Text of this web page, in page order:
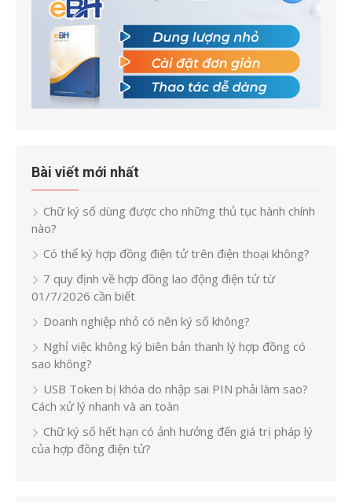
Bài viết mới nhất
Chữ ký số dùng được cho những thủ tục hành chính
nào?
Có thể ký hợp đồng điện tử trên điện thoại không?
7 quy định về hợp đồng lao động điện tử từ
01/7/2026 cần biết
Doanh nghiệp nhỏ có nên ký số không?
Nghỉ việc không ký biên bản thanh lý hợp đồng có
sao không?
USB Token bị khóa do nhập sai PIN phải làm sao?
Cách xử lý nhanh và an toàn
Chữ ký số hết hạn có ảnh hưởng đến giá trị pháp lý
của hợp đồng điện tử?